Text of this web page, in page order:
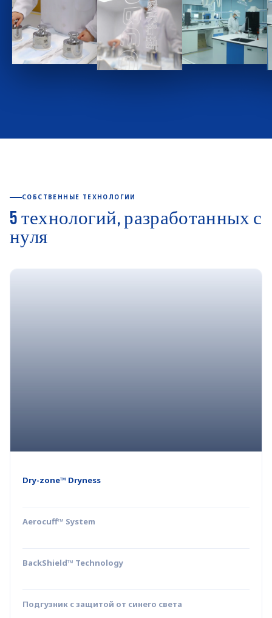
СОБСТВЕННЫЕ ТЕХНОЛОГИИ
5 технологий, разработанных с
нуля
Dry-zone™ Dryness
Aerocuff™ System
BackShield™ Technology
Подгузник с защитой от синего света